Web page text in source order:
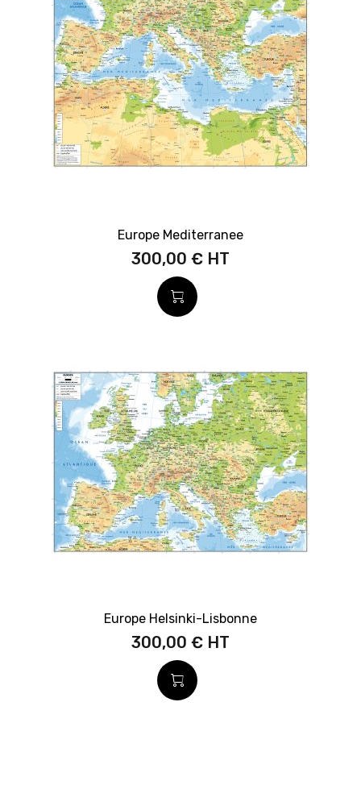
Europe Mediterranee
300,00 €
Europe Helsinki-Lisbonne
300,00 €